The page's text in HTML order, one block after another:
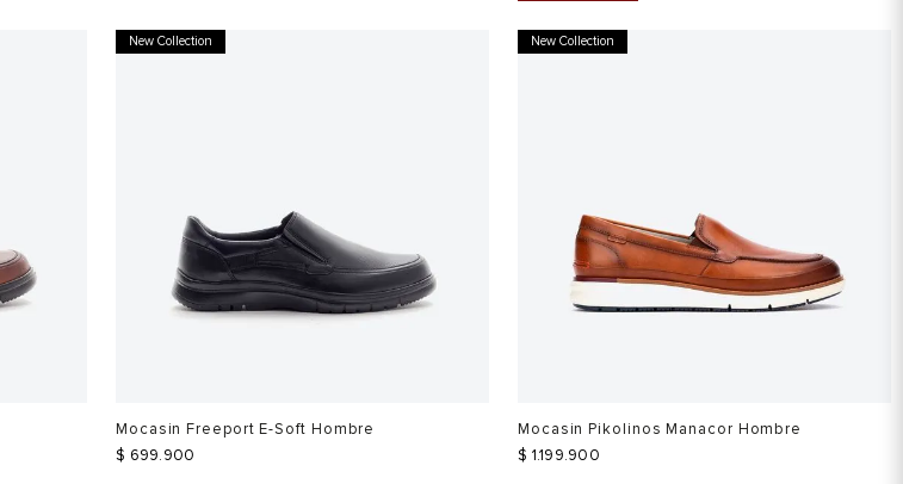
New Collection
Mocasin Freeport E-Soft Hombre
$ 699.900
New Collection
Mocasin Pikolinos Manacor Hombre
$ 1.199.900